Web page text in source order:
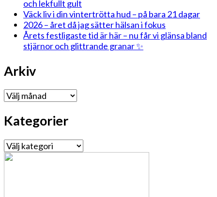
och lekfullt gult
Väck liv i din vintertrötta hud – på bara 21 dagar
2026 – året då jag sätter hälsan i fokus
Årets festligaste tid är här – nu får vi glänsa bland
stjärnor och glittrande granar ✨
Arkiv
Arkiv
Kategorier
Kategorier